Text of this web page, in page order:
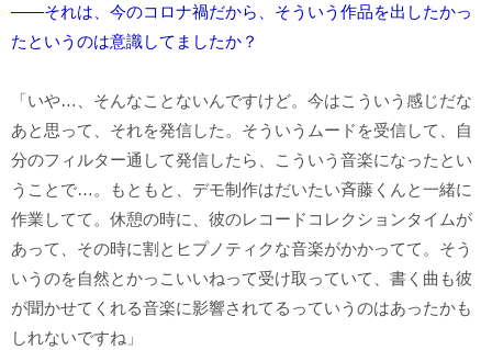
――それは、今のコロナ禍だから、そういう作品を出したかっ
たというのは意識してましたか？
「いや…、そんなことないんですけど。今はこういう感じだな
あと思って、それを発信した。そういうムードを受信して、自
分のフィルター通して発信したら、こういう音楽になったとい
うことで…。もともと、デモ制作はだいたい斉藤くんと一緒に
作業してて。休憩の時に、彼のレコードコレクションタイムが
あって、その時に割とヒプノティクな音楽がかかってて。そう
いうのを自然とかっこいいねって受け取っていて、書く曲も彼
が聞かせてくれる音楽に影響されてるっていうのはあったかも
しれないですね」